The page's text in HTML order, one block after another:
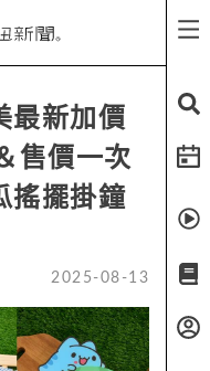
最新加價
售價一次
搖擺掛鐘
2025-08-13